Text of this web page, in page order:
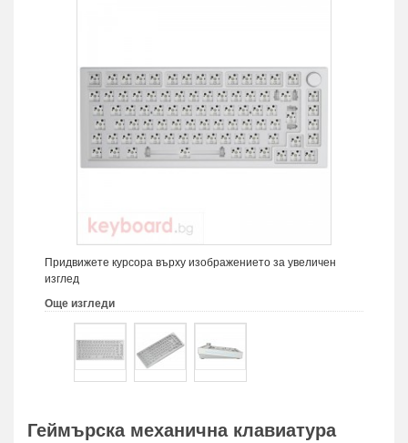
Придвижете курсора върху изображението за увеличен
изглед
Още изгледи
Геймърска механична клавиатура